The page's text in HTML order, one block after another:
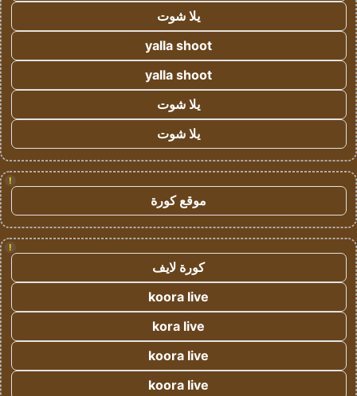
يلا شوت
yalla shoot
yalla shoot
يلا شوت
يلا شوت
!
موقع كورة
!
كورة لايف
koora live
kora live
koora live
koora live